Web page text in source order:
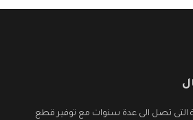
التى تصل الى عدة سنوات مع توفير قطع